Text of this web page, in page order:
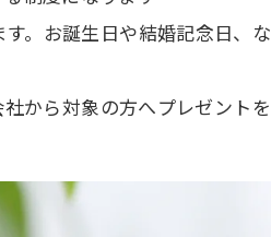
。お誕生日や結婚記念日、な
から対象の方へプレゼントを